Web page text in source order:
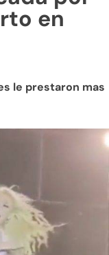
en
le prestaron mas